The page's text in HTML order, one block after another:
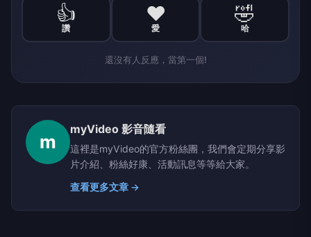
👍
讚
❤️
愛
🤣
哈
還沒有人反應，當第一個!
m
myVideo 影音隨看
這裡是myVideo的官方粉絲團，我們會定期分享影
片介紹、粉絲好康、活動訊息等等給大家。
查看更多文章 →